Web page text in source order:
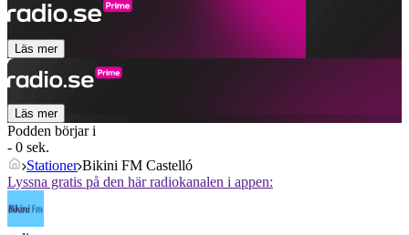
Läs mer
Läs mer
Podden börjar i
- 0 sek.
Stationer Bikini FM Castelló
Lyssna gratis på den här radiokanalen i appen: